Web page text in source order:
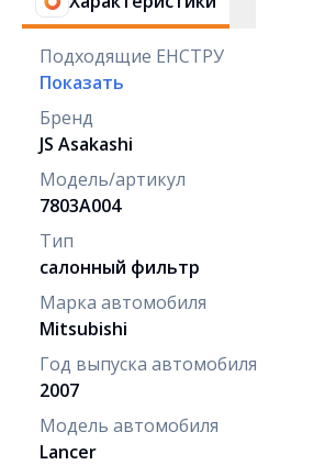
Подходящие ЕНСТРУ
Показать
Бренд
JS Asakashi
Модель/артикул
7803A004
Тип
салонный фильтр
Марка автомобиля
Mitsubishi
Год выпуска автомобиля
2007
Модель автомобиля
Lancer